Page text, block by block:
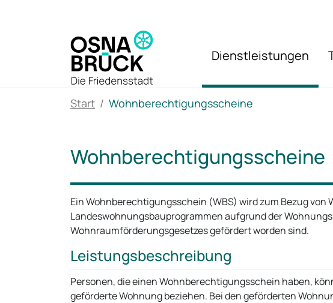
Dienstleistungen
Start Wohnberechtigungsscheine
Wohnberechtigungsscheine
Ein Wohnberechtigungsschein (WBS) wird zum Bezug von
Landeswohnungsbauprogrammen aufgrund der
Wohnraumförderungsgesetzes gefördert worden sind.
Leistungsbeschreibung
Personen, die einen Wohnberechtigungsschein haben,
geförderte Wohnung beziehen. Bei den geförderten